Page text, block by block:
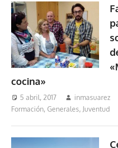
cocina»
5 abril, 2017 inmasuarez
Formación, Generales, Juventud